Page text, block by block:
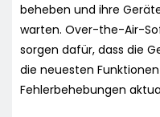
beheben und ihre
warten. Over-the-Air-
sorgen dafür, dass die
die neuesten
Fehlerbehebungen